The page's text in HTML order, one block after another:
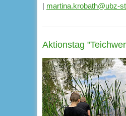
| martina.krobath@ubz-
Aktionstag